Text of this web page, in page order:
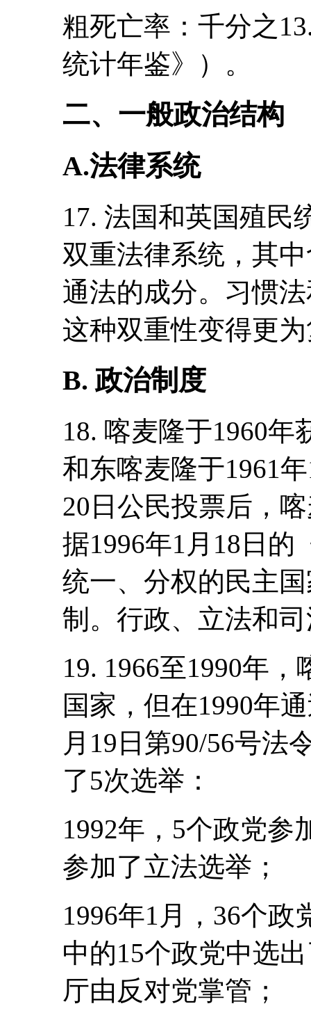
粗死亡率：千分之
统计年鉴》）。
二、一般政治结构
A.法律系统
17. 法国和英国殖民
双重法律系统，其
通法的成分。习惯
这种双重性变得更
B. 政治制度
18. 喀麦隆于1960
和东喀麦隆于1961
20日公民投票后，
据1996年1月18日的
统一、分权的民主
制。行政、立法和
19. 1966至1990年
国家，但在1990年
月19日第90/56号法
了5次选举：
1992年，5个政党参
参加了立法选举；
1996年1月，36个
中的15个政党中选
厅由反对党掌管；